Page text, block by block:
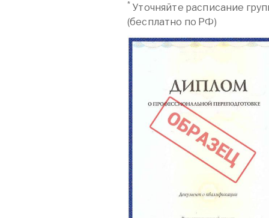
* Уточняйте расписание
(бесплатно по РФ)